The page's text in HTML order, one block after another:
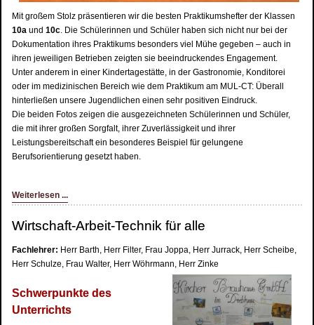
Mit großem Stolz präsentieren wir die besten Praktikumshefter der Klassen
10a und 10c. Die Schülerinnen und Schüler haben sich nicht nur bei der
Dokumentation ihres Praktikums besonders viel Mühe gegeben – auch in
ihren jeweiligen Betrieben zeigten sie beeindruckendes Engagement.
Unter anderem in einer Kindertagestätte, in der Gastronomie, Konditorei
oder im medizinischen Bereich wie dem Praktikum am MUL-CT: Überall
hinterließen unsere Jugendlichen einen sehr positiven Eindruck.
Die beiden Fotos zeigen die ausgezeichneten Schülerinnen und Schüler,
die mit ihrer großen Sorgfalt, ihrer Zuverlässigkeit und ihrer
Leistungsbereitschaft ein besonderes Beispiel für gelungene
Berufsorientierung gesetzt haben.
Weiterlesen ...
Wirtschaft-Arbeit-Technik für alle
Fachlehrer: Herr Barth, Herr Filter, Frau Joppa, Herr Jurrack, Herr Scheibe,
Herr Schulze, Frau Walter, Herr Wöhrmann, Herr Zinke
Schwerpunkte des
Unterrichts